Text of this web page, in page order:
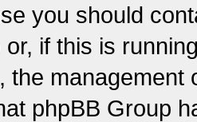
you should
if this is
the management
phpBB Group